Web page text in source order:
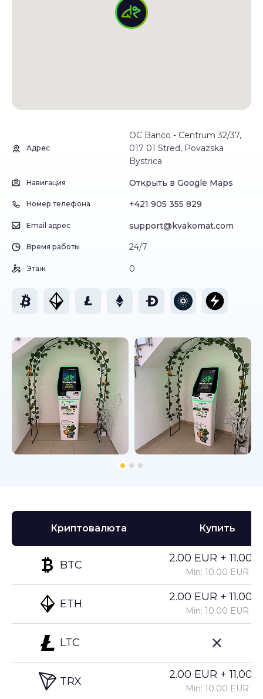
Адрес
OC Banco - Centrum 32/37,
017 01 Stred, Povazska
Bystrica
Навигация Открыть в Google Maps
Номер телефона +421 905 355 829
Email адрес support@kvakomat.com
Время работы 24/7
Этаж 0
Криптовалюта
BTC
ETH
LTC
TRX
Купить
2.00 EUR +
Min: 10.00 EUR
2.00 EUR +
Min: 10.00 EUR
2.00 EUR +
Min: 10.00 EUR